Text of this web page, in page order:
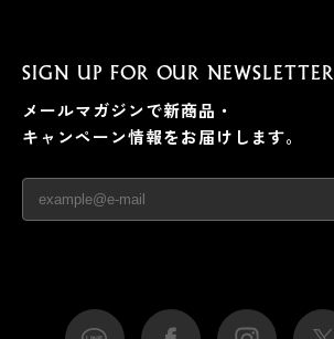
SIGN UP FOR OUR NEWSLETTER
メールマガジンで新商品・
キャンペーン情報をお届けします。